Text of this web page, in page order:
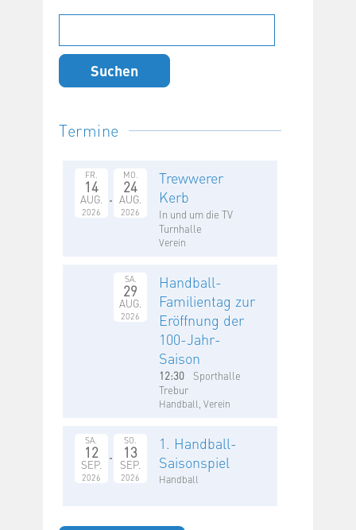
nach:
Termine
FR.
14
AUG.
2026
MO.
24
AUG.
2026
Trewwerer
Kerb
In und um die TV
Turnhalle
Verein
SA.
29
AUG.
2026
Handball-
Familientag zur
Eröffnung der
100-Jahr-
Saison
12:30
Sporthalle
Trebur
Handball, Verein
SA.
12
SEP.
2026
SO.
13
SEP.
2026
1. Handball-
Saisonspiel
Handball